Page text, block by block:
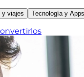
y viajes Tecnología y Apps